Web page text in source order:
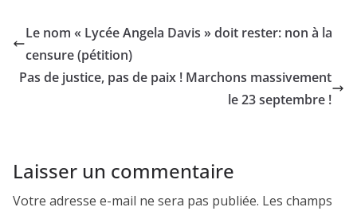
Le nom « Lycée Angela Davis » doit rester: non à la
censure (pétition)
Pas de justice, pas de paix ! Marchons massivement
le 23 septembre !
Laisser un commentaire
Votre adresse e-mail ne sera pas publiée. Les champs